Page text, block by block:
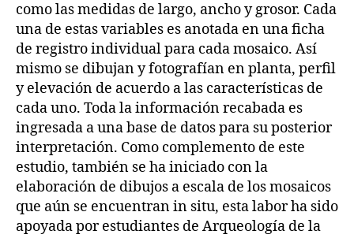
como las medidas de largo, ancho y grosor. Cada
una de estas variables es anotada en una ficha
de registro individual para cada mosaico. Así
mismo se dibujan y fotografían en planta, perfil
y elevación de acuerdo a las características de
cada uno. Toda la información recabada es
ingresada a una base de datos para su posterior
interpretación. Como complemento de este
estudio, también se ha iniciado con la
elaboración de dibujos a escala de los mosaicos
que aún se encuentran in situ, esta labor ha sido
apoyada por estudiantes de Arqueología de la